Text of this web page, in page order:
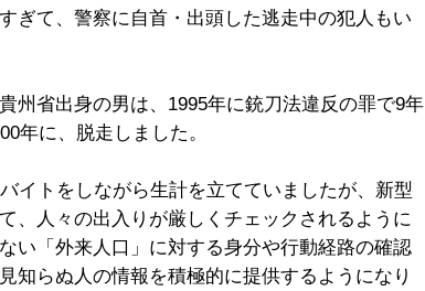
ぎて、警察に自首・出頭した逃走中の犯人もい
州省出身の男は、1995年に銃刀法違反の罪で9年
年に、脱走しました。
イトをしながら生計を立てていましたが、新型
、人々の出入りが厳しくチェックされるように
い「外来人口」に対する身分や行動経路の確認
知らぬ人の情報を積極的に提供するようになり